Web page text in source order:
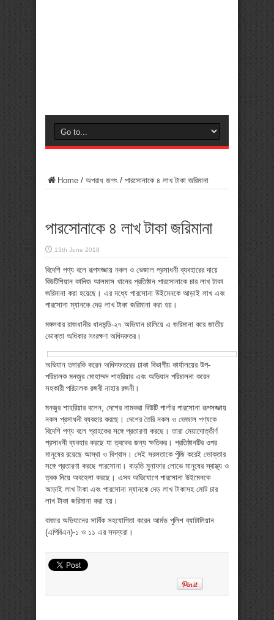
Home / অপরাধ জগৎ/ পারসোনাকে ৪ লাখ টাকা জরিমানা
পারসোনাকে ৪ লাখ টাকা জরিমানা
13th June 2018
বিদেশি পণ্য বলে রূপসজ্জায় নকল ও ভেজাল প্রসাধনী ব্যবহারের দায়ে
বিউটিশিয়ান কানিজ আলমাস খানের প্রতিষ্ঠান পারসোনাকে চার লাখ টাকা
জরিমানা করা হয়েছে। এর মধ্যে পারসোনা উইমেনকে আড়াই লাখ এবং
পারসোনা ম্যানকে দেড় লাখ টাকা জরিমানা করা হয়।
মঙ্গলবার রাজধানীর ধানমন্ডি-২৭ অভিযান চালিয়ে এ জরিমানা করে জাতীয়
ভোক্তা অধিকার সংরক্ষণ অধিদফতর।
অভিযান তদারকি করেন অধিদফতরের ঢাকা বিভাগীয় কার্যালয়ের উপ-
পরিচালক মনজুর মোহাম্মদ শাহরিয়ার এবং অভিযান পরিচালনা করেন
সহকারী পরিচালক রজবী নাহার রজনী।
মনজুর শাহরিয়ার বলেন, দেশের নামকরা বিউটি পার্লার পারসোনা রূপসজ্জায়
নকল প্রসাধনী ব্যবহার করছে। দেশের তৈরি নকল ও ভেজাল পণ্যকে
বিদেশি পণ্য বলে গ্রাহকের সঙ্গে প্রতারণা করছে। তারা মেয়াদোত্তীর্ণ
প্রসাধনী ব্যবহার করছে যা ত্বকের জন্য ক্ষতিকর। প্রতিষ্ঠানটির ওপর
মানুষের রয়েছে আস্থা ও বিশ্বাস। সেই সরলতাকে পুঁজি করেই ভোক্তার
সঙ্গে প্রতারণা করছে পারসোনা। বাড়তি মুনাফার লোভে মানুষের স্বাস্থ্য ও
ত্বক নিয়ে অবহেলা করছে। এসব অভিযোগে পারসোনা উইমেনকে
আড়াই লাখ টাকা এবং পারসোনা ম্যানকে দেড় লাখ টাকাসহ মোট চার
লাখ টাকা জরিমানা করা হয়।
বাজার অভিযানের সার্বিক সহযোগিতা করেন আর্মড পুলিশ ব্যাটালিয়ান
(এপিবিএন)-১ ও ১১ এর সদস্যরা।